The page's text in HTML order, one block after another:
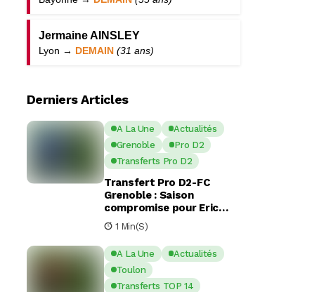
Jermaine AINSLEY
Lyon → DEMAIN (31 ans)
Derniers Articles
A La Une
Actualités
Grenoble
Pro D2
Transferts Pro D2
Transfert Pro D2-FC
Grenoble : Saison
compromise pour Eric
Escande apres une
commotion cérébrale
1 Min(s)
A La Une
Actualités
Toulon
Transferts TOP 14